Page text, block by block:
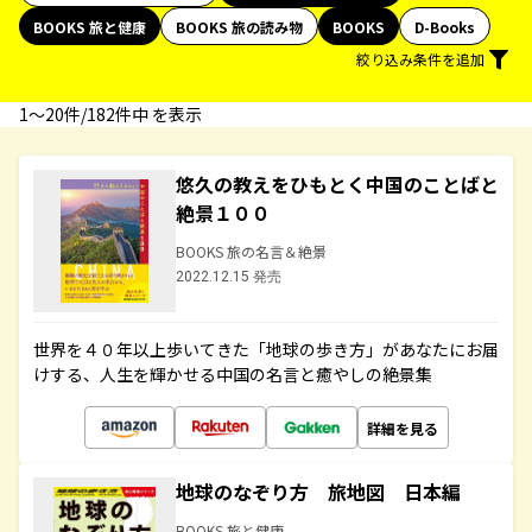
BOOKS 旅と健康 BOOKS 旅の読み物 BOOKS
D-Books
絞り込み条件を追加
1〜20件/182件中 を表示
悠久の教えをひもとく中国のことばと
絶景１００
BOOKS 旅の名言＆絶景
2022.12.15 発売
世界を４０年以上歩いてきた「地球の歩き方」があなたにお届
けする、人生を輝かせる中国の名言と癒やしの絶景集
詳細を見る
地球のなぞり方 旅地図 日本編